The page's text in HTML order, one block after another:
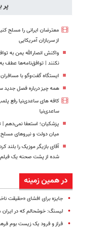
پر
معترضان ایرانی را مسلح
از سربازان آمریکایی
واکنش انصارالله یمن به
نکنند | توافق‌نامه‌ها عطف
ایستگاه گفت‌وگو با
همه چیز درباره فصل جدید
کافه های ساعدی‌نیا رفع
ساعدی‌نیا
پزشکیان؛ استعفا نمی‌دهم |
میان دولت و نیروهای مسلح
آقای بازیگر موزیک را بلند
شده از پشت صحنه یک
در همین زمینه
جایزه برای افشای «حقیقت
لیسنگ: خوشحالم که در ایران
فراز و فرود یک زیست بوم